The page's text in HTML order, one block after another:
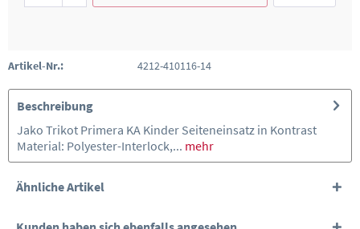
Artikel-Nr.: 4212-410116-14
Beschreibung
Jako Trikot Primera KA Kinder Seiteneinsatz in Kontrast
Material: Polyester-Interlock,... mehr
Ähnliche Artikel